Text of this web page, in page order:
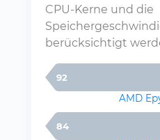
CPU-Kerne und die
berücksichtigt
92
AMD
84